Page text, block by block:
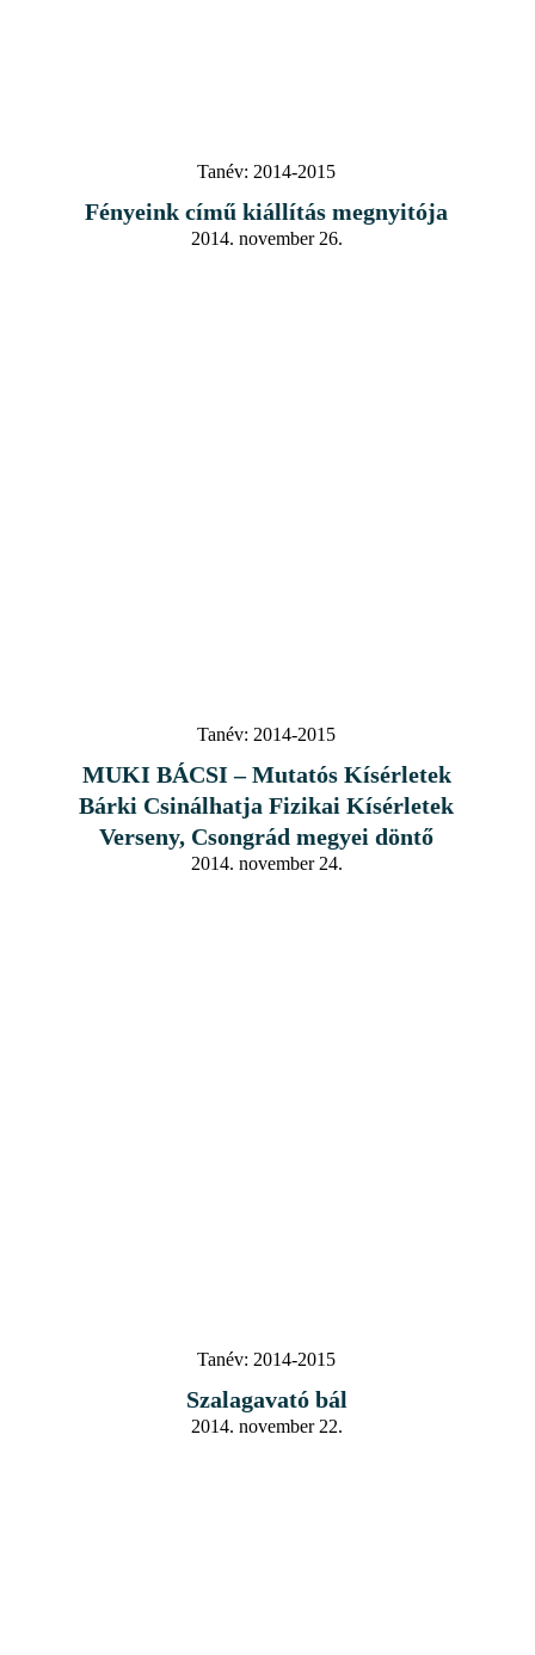
Tanév: 2014-2015
Fényeink című kiállítás megnyitója
2014. november 26.
Tanév: 2014-2015
MUKI BÁCSI – Mutatós Kísérletek
Bárki Csinálhatja Fizikai Kísérletek
Verseny, Csongrád megyei döntő
2014. november 24.
Tanév: 2014-2015
Szalagavató bál
2014. november 22.